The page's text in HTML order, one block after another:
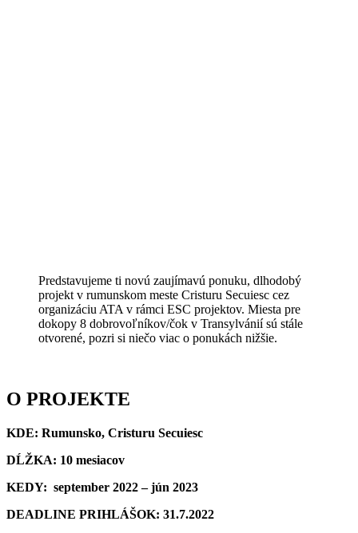
Predstavujeme ti novú zaujímavú ponuku, dlhodobý
projekt v rumunskom meste Cristuru Secuiesc cez
organizáciu ATA v rámci ESC projektov. Miesta pre
dokopy 8 dobrovoľníkov/čok v Transylvánií sú stále
otvorené, pozri si niečo viac o ponukách nižšie.
O PROJEKTE
KDE: Rumunsko, Cristuru Secuiesc
DĹŽKA: 10 mesiacov
KEDY: september 2022 – jún 2023
DEADLINE PRIHLÁŠOK: 31.7.2022